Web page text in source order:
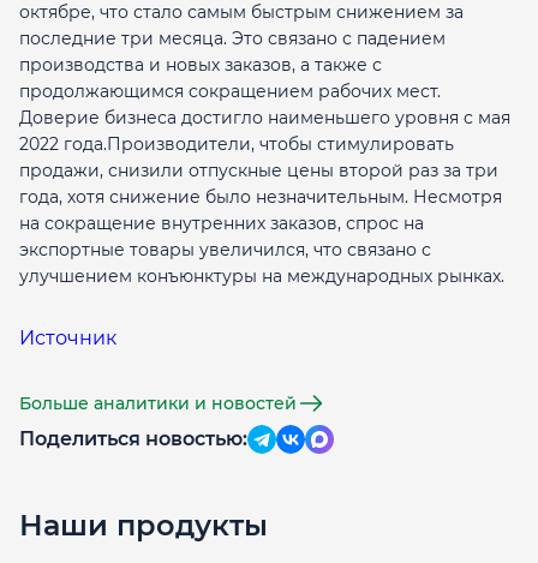
октябре, что стало самым быстрым снижением за
последние три месяца. Это связано с падением
производства и новых заказов, а также с
продолжающимся сокращением рабочих мест.
Доверие бизнеса достигло наименьшего уровня с мая
2022 года.Производители, чтобы стимулировать
продажи, снизили отпускные цены второй раз за три
года, хотя снижение было незначительным. Несмотря
на сокращение внутренних заказов, спрос на
экспортные товары увеличился, что связано с
улучшением конъюнктуры на международных рынках.
Источник
Больше аналитики и новостей
Поделиться новостью:
Наши продукты